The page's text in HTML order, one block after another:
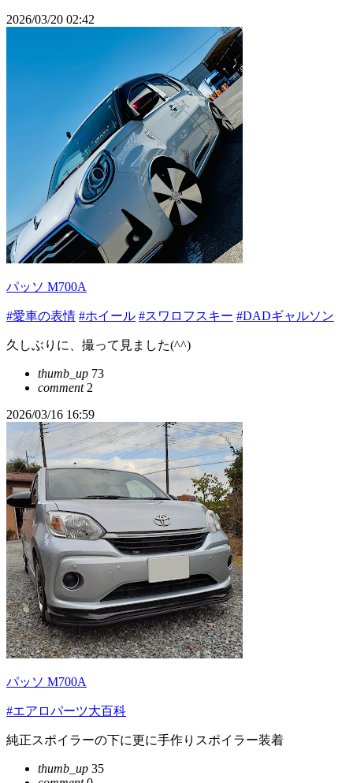
2026/03/20 02:42
パッソ M700A
#愛車の表情 #ホイール #スワロフスキー #DADギャルソン
久しぶりに、撮って見ました(^^)
thumb_up 73
comment2
2026/03/16 16:59
パッソ M700A
#エアロパーツ大百科
純正スポイラーの下に更に手作りスポイラー装着
thumb_up 35